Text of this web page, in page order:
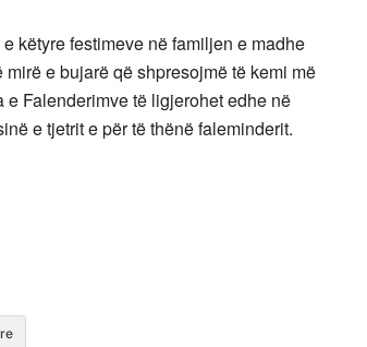
këtyre festimeve në familjen e madhe
e bujarë që shpresojmë të kemi më
Falenderimve të ligjerohet edhe në
e tjetrit e për të thënë faleminderit.